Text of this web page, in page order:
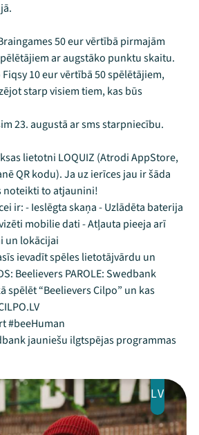
50 eur vērtībā pirmajām
ar augstāko punktu skaitu.
10 eur vērtībā 50 spēlētājiem,
starp visiem tiem, kas būs
23. augustā ar sms starpniecību.
lietotni LOQUIZ (Atrodi AppStore,
QR kodu). Ja uz ierīces jau ir šāda
noteikti to atjaunini!
ir: - Ieslēgta skaņa - Uzlādēta baterija
mobilie dati - Atļauta pieeja arī
un lokācijai
ievadīt spēles lietotājvārdu un
Beelievers PAROLE: Swedbank
spēlēt “Beelievers Cilpo” un kas
#beeHuman
jauniešu ilgtspējas programmas
LV